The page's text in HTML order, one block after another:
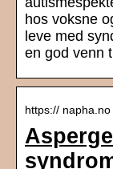
hos voksne
leve med
en god venn
https://